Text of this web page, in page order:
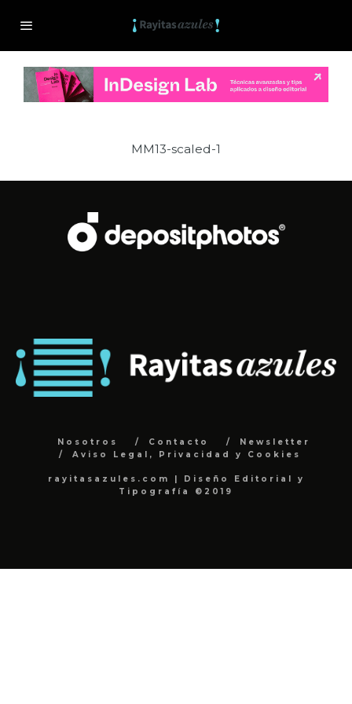
MM13-scaled-1
Nosotros Contacto
Newsletter
Aviso Legal, Privacidad y Cookies
rayitasazules.com | Diseño Editorial y
Tipografía ©2019